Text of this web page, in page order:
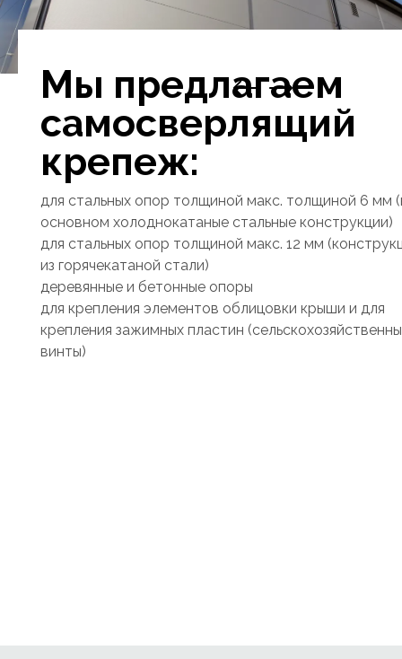
Мы предлагаем
самосверлящий
крепеж:
для стальных опор толщиной макс. толщиной 6 мм
основном холоднокатаные стальные конструкции)
для стальных опор толщиной макс. 12 мм
из горячекатаной стали)
деревянные и бетонные опоры
для крепления элементов облицовки крыши и для
крепления зажимных пластин
винты)